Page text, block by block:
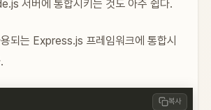
서버에 통합시키는 것도 아주 쉽다.
되는 Express.js 프레임워크에 통합시
복사